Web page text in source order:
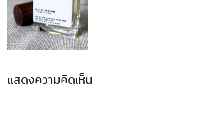
แสดงความคิดเห็น